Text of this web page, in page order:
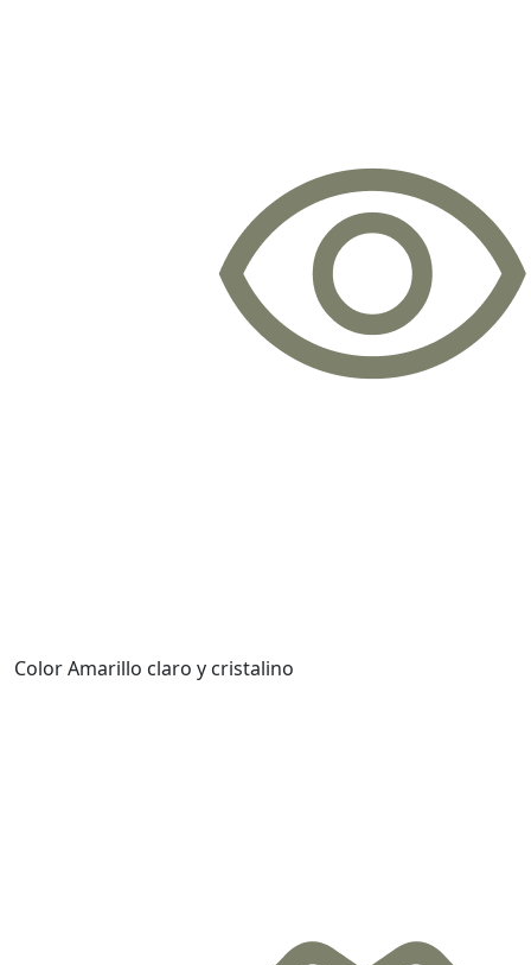
ColorAmarillo claro y cristalino